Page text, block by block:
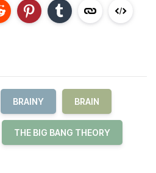
BRAINY BRAIN
THE BIG BANG THEORY